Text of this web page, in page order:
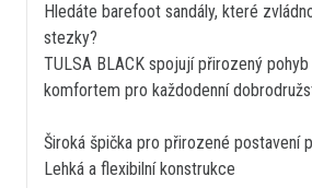
Hledáte barefoot sandály, které
stezky?
TULSA BLACK spojují přirozený
komfortem pro každodenní
Široká špička pro přirozené postavení
Lehká a flexibilní konstrukce